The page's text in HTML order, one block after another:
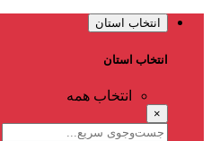
انتخاب استان
انتخاب استان
انتخاب همه
×